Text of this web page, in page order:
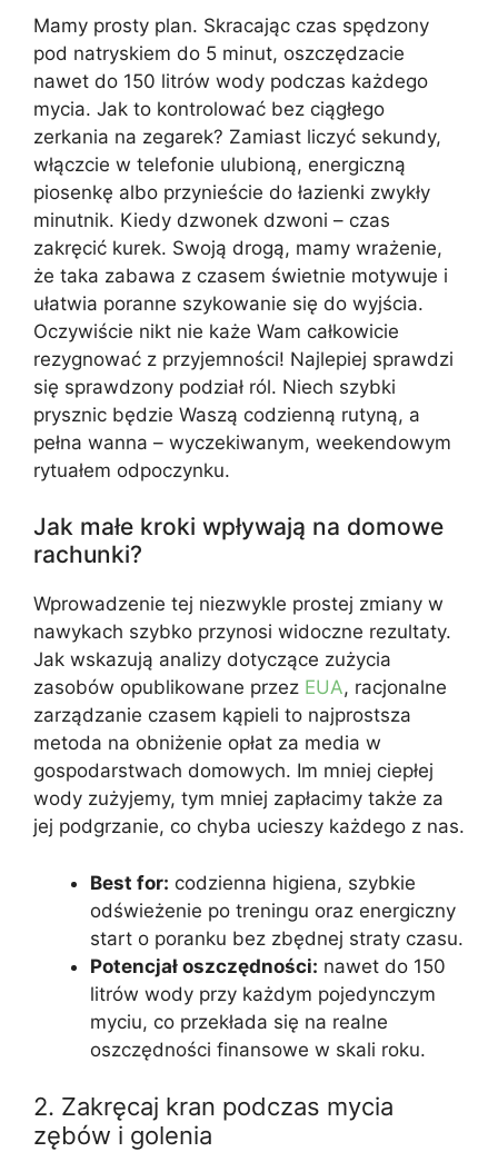
Mamy prosty plan. Skracając czas spędzony
pod natryskiem do 5 minut, oszczędzacie
nawet do 150 litrów wody podczas każdego
mycia. Jak to kontrolować bez ciągłego
zerkania na zegarek? Zamiast liczyć sekundy,
włączcie w telefonie ulubioną, energiczną
piosenkę albo przynieście do łazienki zwykły
minutnik. Kiedy dzwonek dzwoni – czas
zakręcić kurek. Swoją drogą, mamy wrażenie,
że taka zabawa z czasem świetnie motywuje i
ułatwia poranne szykowanie się do wyjścia.
Oczywiście nikt nie każe Wam całkowicie
rezygnować z przyjemności! Najlepiej sprawdzi
się sprawdzony podział ról. Niech szybki
prysznic będzie Waszą codzienną rutyną, a
pełna wanna – wyczekiwanym, weekendowym
rytuałem odpoczynku.
Jak małe kroki wpływają na domowe
rachunki?
Wprowadzenie tej niezwykle prostej zmiany w
nawykach szybko przynosi widoczne rezultaty.
Jak wskazują analizy dotyczące zużycia
zasobów opublikowane przez EUA, racjonalne
zarządzanie czasem kąpieli to najprostsza
metoda na obniżenie opłat za media w
gospodarstwach domowych. Im mniej ciepłej
wody zużyjemy, tym mniej zapłacimy także za
jej podgrzanie, co chyba ucieszy każdego z nas.
Best for: codzienna higiena, szybkie
odświeżenie po treningu oraz energiczny
start o poranku bez zbędnej straty czasu.
Potencjał oszczędności: nawet do 150
litrów wody przy każdym pojedynczym
myciu, co przekłada się na realne
oszczędności finansowe w skali roku.
2. Zakręcaj kran podczas mycia
zębów i golenia